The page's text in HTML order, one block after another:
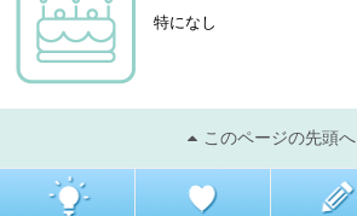
特になし
このページの先頭へ